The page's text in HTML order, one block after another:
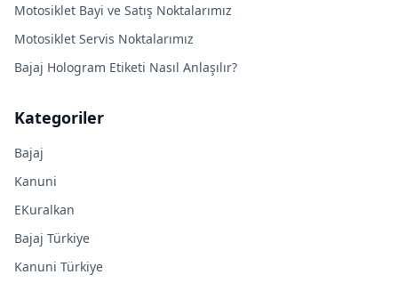
Motosiklet Bayi ve Satış Noktalarımız
Motosiklet Servis Noktalarımız
Bajaj Hologram Etiketi Nasıl Anlaşılır?
Kategoriler
Bajaj
Kanuni
EKuralkan
Bajaj Türkiye
Kanuni Türkiye